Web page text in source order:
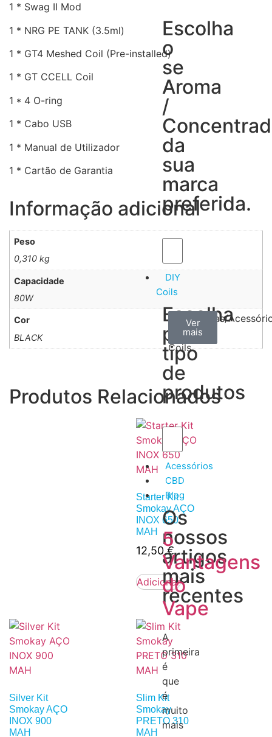
Escolha
o
se
Aroma
/
da
sua
marca
preferida.
DIY
Coils
Escolha
por
tipo
de
produtos
Arame
Coils
Ver
mais
Algodão
Ver
mais
Ferramentas/
Ver
mais
Acessórios
CBD
Blog
Os
nossos
artigos
mais
recentes
5
Vantagens
do
Vape
A
primeira
é
que
é
muito
mais
1 * Swag II Mod
1 * NRG PE TANK (3.5ml)
1 * GT4 Meshed Coil (Pre-installed)
1 * GT CCELL Coil
1 * 4 O-ring
1 * Cabo USB
1 * Manual de Utilizador
1 * Cartão de Garantia
Informação adicional
Peso
0,310 kg
Capacidade
80W
Cor
BLACK
Produtos Relacionados
Starter Kit
Smokay AÇO
INOX 650
MAH
12,50€
Adicionar
Silver Kit
Smokay AÇO
INOX 900
MAH
Slim Kit
Smokay
PRETO 310
MAH